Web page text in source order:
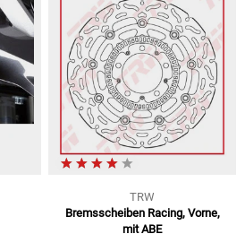
TRW
Bremsscheiben Racing, Vorne,
mit ABE